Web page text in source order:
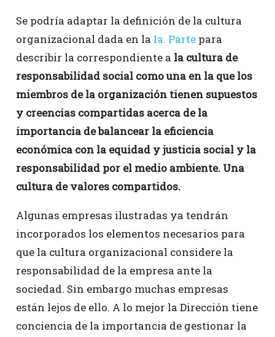
Se podría adaptar la definición de la cultura
organizacional dada en la Ia. Parte para
describir la correspondiente a la cultura de
responsabilidad social como una en la que los
miembros de la organización tienen supuestos
y creencias compartidas acerca de la
importancia de balancear la eficiencia
económica con la equidad y justicia social y la
responsabilidad por el medio ambiente. Una
cultura de valores compartidos.
Algunas empresas ilustradas ya tendrán
incorporados los elementos necesarios para
que la cultura organizacional considere la
responsabilidad de la empresa ante la
sociedad. Sin embargo muchas empresas
están lejos de ello. A lo mejor la Dirección tiene
conciencia de la importancia de gestionar la